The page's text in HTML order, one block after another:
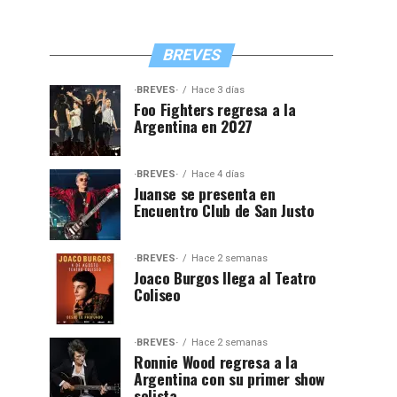
BREVES
·BREVES· Hace 3 días
Foo Fighters regresa a la
Argentina en 2027
·BREVES· Hace 4 días
Juanse se presenta en
Encuentro Club de San Justo
·BREVES· Hace 2 semanas
Joaco Burgos llega al Teatro
Coliseo
·BREVES· Hace 2 semanas
Ronnie Wood regresa a la
Argentina con su primer show